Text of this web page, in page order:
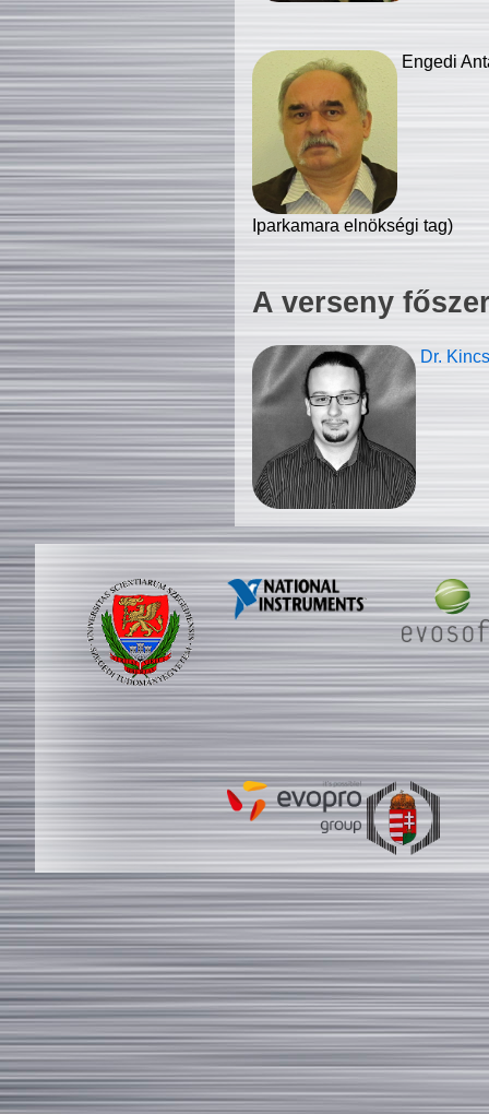
Engedi
Iparkamara elnökségi tag)
A verseny
Dr.